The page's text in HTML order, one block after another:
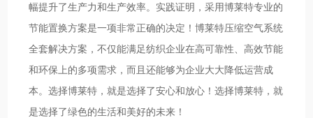
幅提升了生产力和生产效率。实践证明，采用博莱特专业的
节能置换方案是一项非常正确的决定！博莱特压缩空气系统
全套解决方案，不仅能满足纺织企业在高可靠性、高效节能
和环保上的多项需求，而且还能够为企业大大降低运营成
本。选择博莱特，就是选择了安心和放心！选择博莱特，就
是选择了绿色的生活和美好的未来！